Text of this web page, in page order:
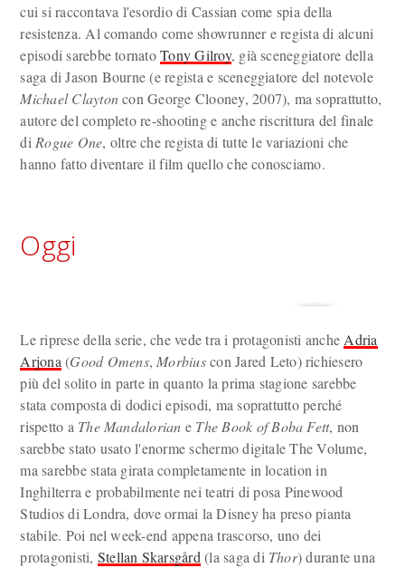
cui si raccontava l'esordio di Cassian come spia della
resistenza. Al comando come showrunner e regista di alcuni
episodi sarebbe tornatoTony Gilroy, già sceneggiatore della
saga di Jason Bourne (e regista e sceneggiatore del notevole
Michael Claytoncon George Clooney, 2007), ma soprattutto,
autore del completo re-shooting e anche riscrittura del finale
di Rogue One, oltre che regista di tutte le variazioni che
hanno fatto diventare il film quello che conosciamo.
Oggi
Le riprese della serie, che vede tra i protagonisti anche Adria
Arjona (Good Omens, Morbiuscon Jared Leto) richiesero
più del solito in parte in quanto la prima stagione sarebbe
stata composta di dodici episodi, ma soprattutto perché
rispetto a The Mandalorian e The Book of Boba Fett, non
sarebbe stato usato l'enorme schermo digitale The Volume,
ma sarebbe stata girata completamente in location in
Inghilterra e probabilmente nei teatri di posa Pinewood
Studios di Londra, dove ormai la Disney ha preso pianta
stabile. Poi nel week-end appena trascorso, uno dei
protagonisti, Stellan Skarsgård (la saga di Thor) durante una